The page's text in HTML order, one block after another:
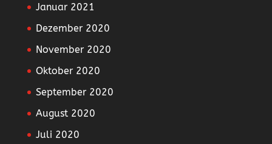
Januar 2021
Dezember 2020
November 2020
Oktober 2020
September 2020
August 2020
Juli 2020